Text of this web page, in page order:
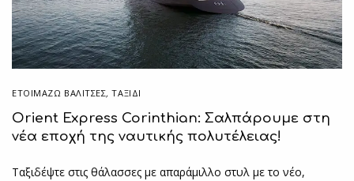
ΕΤΟΙΜΆΖΩ ΒΑΛΊΤΣΕΣ,ΤΑΞΙΔΙ
Orient Express Corinthian: Σαλπάρουμε στη
νέα εποχή της ναυτικής πολυτέλειας!
Ταξιδέψτε στις θάλασσες με απαράμιλλο στυλ με το νέο,